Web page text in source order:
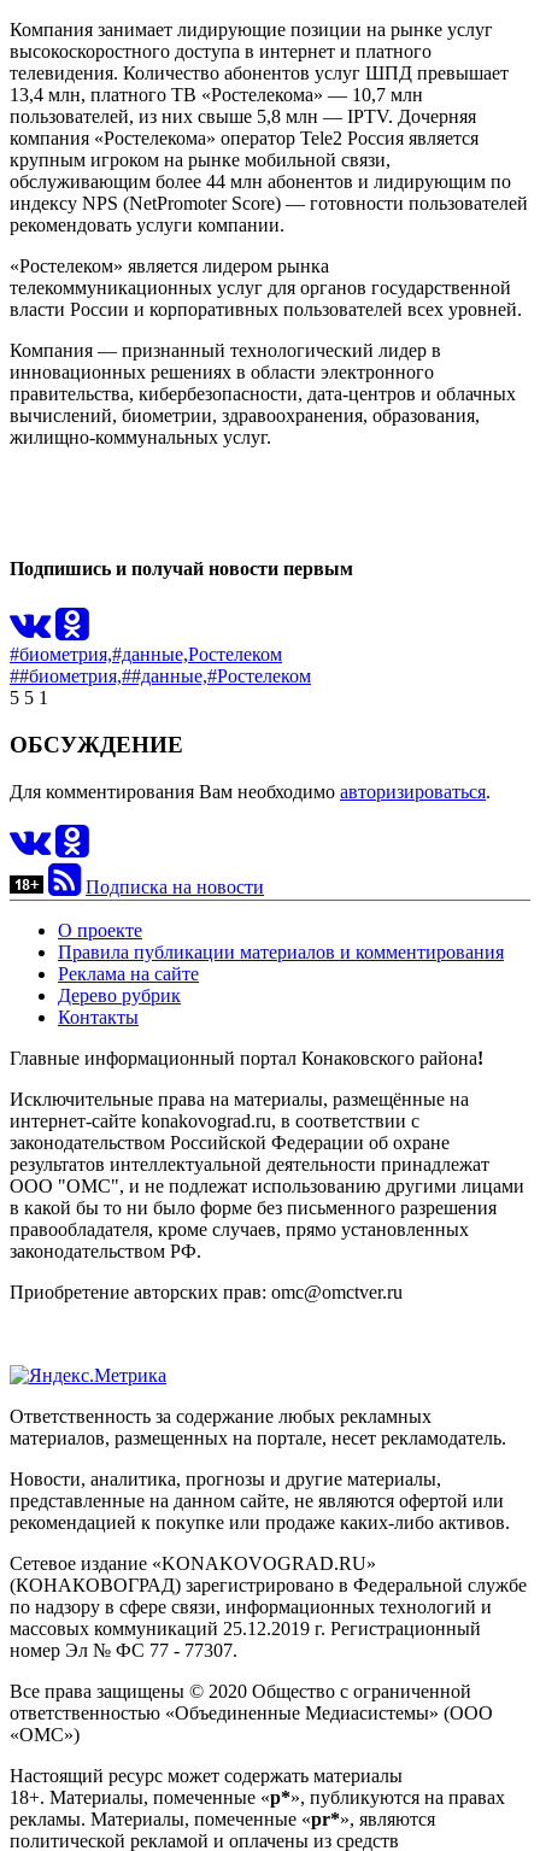
Компания занимает лидирующие позиции на рынке услуг
высокоскоростного доступа в интернет и платного
телевидения. Количество абонентов услуг ШПД превышает
13,4 млн, платного ТВ «Ростелекома» — 10,7 млн
пользователей, из них свыше 5,8 млн — IPTV. Дочерняя
компания «Ростелекома» оператор Tele2 Россия является
крупным игроком на рынке мобильной связи,
обслуживающим более 44 млн абонентов и лидирующим по
индексу NPS (NetPromoter Score) — готовности пользователей
рекомендовать услуги компании.
«Ростелеком» является лидером рынка
телекоммуникационных услуг для органов государственной
власти России и корпоративных пользователей всех уровней.
Компания — признанный технологический лидер в
инновационных решениях в области электронного
правительства, кибербезопасности, дата-центров и облачных
вычислений, биометрии, здравоохранения, образования,
жилищно-коммунальных услуг.
Подпишись и получай новости первым
#биометрия,#данные,Ростелеком
##биометрия,##данные,#Ростелеком
5 5 1
ОБСУЖДЕНИЕ
Для комментирования Вам необходимо авторизироваться.
Подписка на новости
О проекте
Правила публикации материалов и комментирования
Реклама на сайте
Дерево рубрик
Контакты
Главные информационный портал Конаковского района!
Исключительные права на материалы, размещённые на
интернет-сайте konakovograd.ru, в соответствии с
законодательством Российской Федерации об охране
результатов интеллектуальной деятельности принадлежат
ООО "ОМС", и не подлежат использованию другими лицами
в какой бы то ни было форме без письменного разрешения
правообладателя, кроме случаев, прямо установленных
законодательством РФ.
Приобретение авторских прав: omc@omctver.ru
Ответственность за содержание любых рекламных
материалов, размещенных на портале, несет рекламодатель.
Новости, аналитика, прогнозы и другие материалы,
представленные на данном сайте, не являются офертой или
рекомендацией к покупке или продаже каких-либо активов.
Сетевое издание «KONAKOVOGRAD.RU»
(КОНАКОВОГРАД) зарегистрировано в Федеральной службе
по надзору в сфере связи, информационных технологий и
массовых коммуникаций 25.12.2019 г. Регистрационный
номер Эл № ФС 77 - 77307.
Все права защищены © 2020 Общество с ограниченной
ответственностью «Объединенные Медиасистемы» (ООО
«ОМС»)
Настоящий ресурс может содержать материалы
18+. Материалы, помеченные «р*», публикуются на правах
рекламы. Материалы, помеченные «рr*», являются
политической рекламой и оплачены из средств